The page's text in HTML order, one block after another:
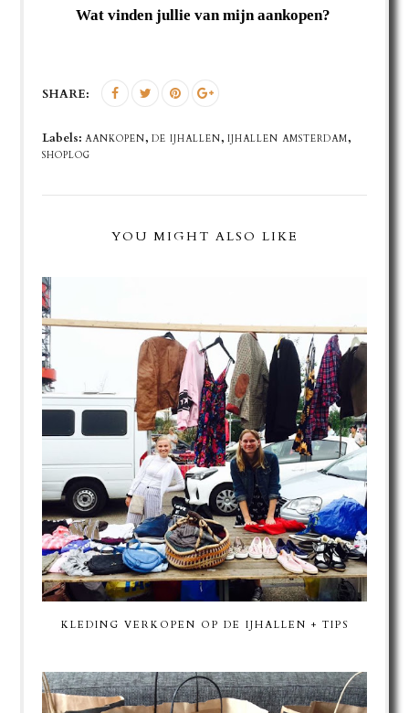
Wat vinden jullie van mijn aankopen?
SHARE:
Labels:AANKOPEN,DE IJHALLEN,IJHALLEN AMSTERDAM,
SHOPLOG
YOU MIGHT ALSO LIKE
KLEDING VERKOPEN OP DE IJHALLEN + TIPS